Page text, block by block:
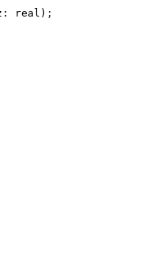
real);